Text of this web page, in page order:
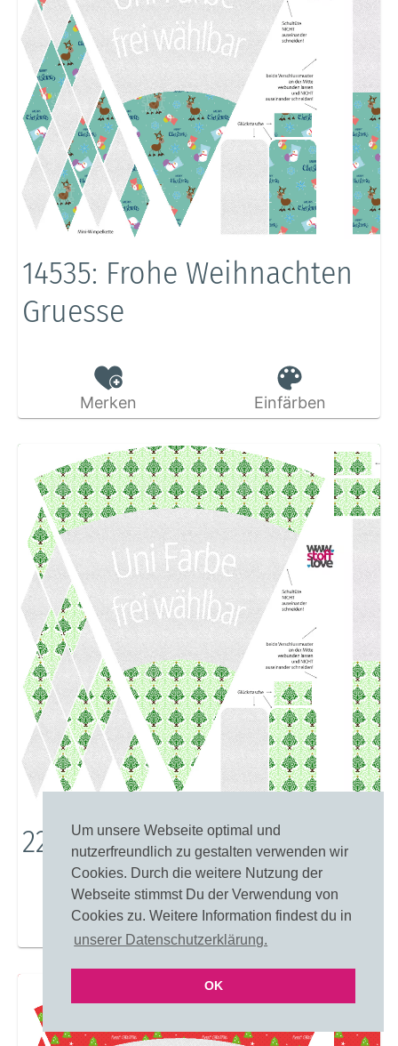
Um unsere Webseite optimal und
nutzerfreundlich zu gestalten verwenden wir
Cookies. Durch die weitere Nutzung der
Webseite stimmst Du der Verwendung von
Cookies zu. Weitere Information findest du in
unserer Datenschutzerklärung.
OK
14535: Frohe Weihnachten
Gruesse
Merken Einfärben
22261: Zur Weihnachtszeit
Merken Einfärben